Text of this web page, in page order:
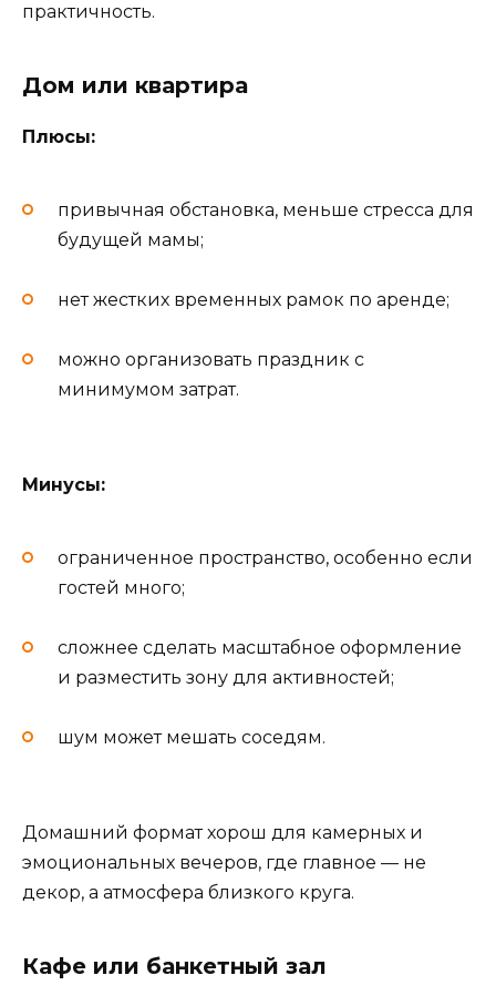
практичность.
Дом или квартира
Плюсы:
привычная обстановка, меньше стресса для
будущей мамы;
нет жестких временных рамок по аренде;
можно организовать праздник с
минимумом затрат.
Минусы:
ограниченное пространство, особенно если
гостей много;
сложнее сделать масштабное оформление
и разместить зону для активностей;
шум может мешать соседям.
Домашний формат хорош для камерных и
эмоциональных вечеров, где главное — не
декор, а атмосфера близкого круга.
Кафе или банкетный зал